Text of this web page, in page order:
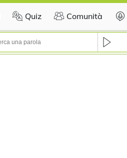
Quiz Comunità